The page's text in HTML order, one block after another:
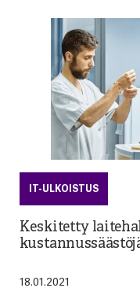
IT-ULKOISTUS
Keskitetty
18.01.2021